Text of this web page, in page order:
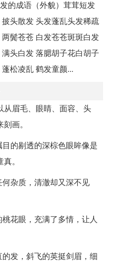
的成语（外貌）茸茸短发
头散发 头发蓬乱头发稀疏
鬓苍苍 白发苍苍斑斑白发
头白发 落腮胡子花白胡子
松凌乱 鹤发童颜...
从眉毛、眼睛、面容、头
画。
的剔透的深棕色眼眸像是
。
杂质，清澈却又深不见
花眼，充满了多情，让人
发，斜飞的英挺剑眉，细